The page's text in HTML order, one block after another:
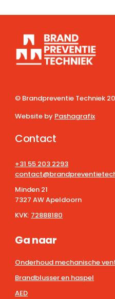
© Brandpreventie Techniek
Website by Pashagrafix
Contact
+31 55 203 2293
Minden 21
7327 AW Apeldoorn
KVK: 72888180
Ga naar
Onderhoud mechanische
Brandblusser en haspel
AED